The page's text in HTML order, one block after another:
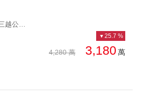
土地坪數: 大 → 小
4,280 萬 3,180 萬
25.7 %